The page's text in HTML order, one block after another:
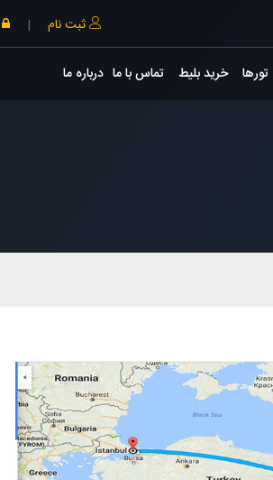
ثبت نام |
تورها خرید بلیط تماس با ما درباره ما